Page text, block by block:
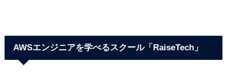
AWSエンジニアを学べるスクール「RaiseTech」